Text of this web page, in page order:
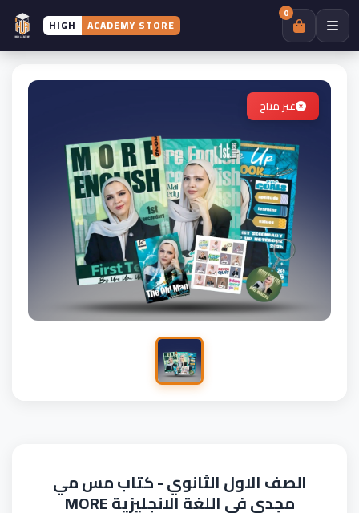
HIGH ACADEMY STORE
0
غير متاح
الصف الاول الثانوي - كتاب مس مي
مجدي في اللغة الانجليزية MORE